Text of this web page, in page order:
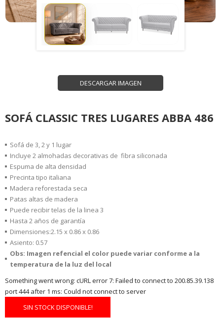
DESCARGAR IMAGEN
SOFÁ CLASSIC TRES LUGARES ABBA 486
Sofá de 3, 2 y 1 lugar
Incluye 2 almohadas decorativas de fibra siliconada
Espuma de alta densidad
Precinta tipo italiana
Madera reforestada seca
Patas altas de madera
Puede recibir telas de la linea 3
Hasta 2 años de garantía
Dimensiones:2.15 x 0.86 x 0.86
Asiento: 0.57
Obs: Imagen refencial el color puede variar conforme a la
temperatura de la luz del local
Something went wrong: cURL error 7: Failed to connect to 200.85.39.138
port 444 after 1 ms: Could not connect to server
SIN STOCK DISPONIBLE!